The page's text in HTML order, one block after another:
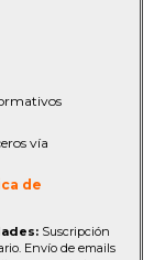
vía
de
Suscripción
Envío de emails